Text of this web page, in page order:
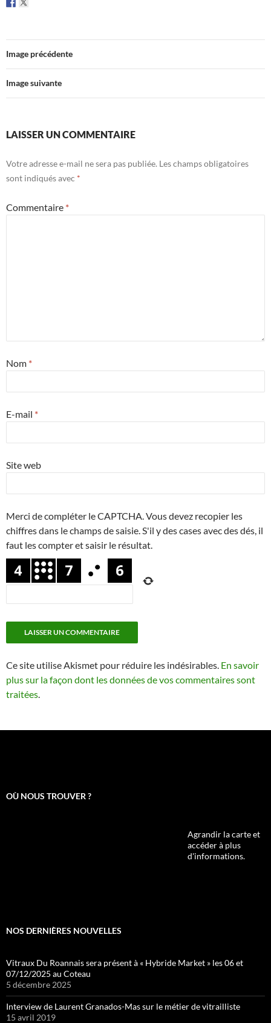
Image précédente
Image suivante
LAISSER UN COMMENTAIRE
Votre adresse e-mail ne sera pas publiée. Les champs obligatoires
sont indiqués avec *
Commentaire *
Nom *
E-mail *
Site web
Merci de compléter le CAPTCHA. Vous devez recopier les
chiffres dans le champs de saisie. S'il y des cases avec des dés, il
faut les compter et saisir le résultat.
Ce site utilise Akismet pour réduire les indésirables. En savoir
plus sur la façon dont les données de vos commentaires sont
traitées
OÙ NOUS TROUVER ?
Agrandir la carte et
accéder à plus
d'informations.
NOS DERNIÈRES NOUVELLES
Vitraux Du Roannais sera présent à « Hybride Market » les 06 et
07/12/2025 au Coteau
5 décembre 2025
Interview de Laurent Granados-Mas sur le métier de vitrailliste
15 avril 2019